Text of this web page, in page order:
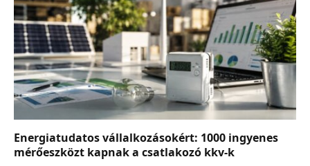
Energiatudatos vállalkozásokért: 1000 ingyenes
mérőeszközt kapnak a csatlakozó kkv-k